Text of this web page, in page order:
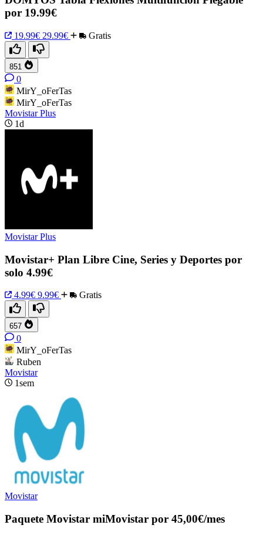
por 19.99€
19.99€ 29.99€ Gratis
851
0
MirY_oFerTas
MirY_oFerTas
Movistar Plus
1d
Movistar Plus
Movistar+ Plan Libre Cine, Series y Deportes por
solo 4.99€
4.99€ 9.99€ Gratis
657
0
MirY_oFerTas
Ruben
Movistar
1sem
Movistar
Paquete Movistar miMovistar por 45,00€/mes